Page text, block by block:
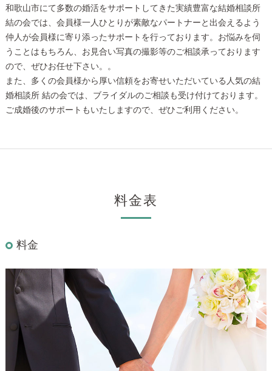
和歌山市にて多数の婚活をサポートしてきた実績豊富な結婚相談所
結の会では、会員様一人ひとりが素敵なパートナーと出会えるよう
仲人が会員様に寄り添ったサポートを行っております。お悩みを伺
うことはもちろん、お見合い写真の撮影等のご相談承っております
ので、ぜひお任せ下さい。。
また、多くの会員様から厚い信頼をお寄せいただいている人気の結
婚相談所 結の会では、ブライダルのご相談も受け付けております。
ご成婚後のサポートもいたしますので、ぜひご利用ください。
料金表
料金